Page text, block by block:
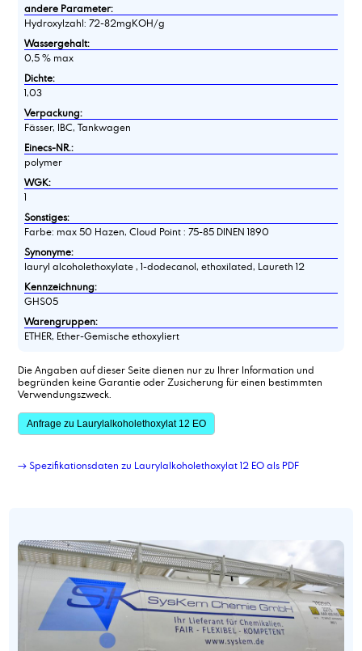
andere Parameter:
Hydroxylzahl: 72-82mgKOH/g
Wassergehalt:
0,5 % max
Dichte:
1,03
Verpackung:
Fässer, IBC, Tankwagen
Einecs-NR.:
polymer
WGK:
1
Sonstiges:
Farbe: max 50 Hazen, Cloud Point : 75-85 DINEN 1890
Synonyme:
lauryl alcoholethoxylate , 1-dodecanol, ethoxilated, Laureth 12
Kennzeichnung:
GHS05
Warengruppen:
ETHER, Ether-Gemische ethoxyliert
Die Angaben auf dieser Seite dienen nur zu Ihrer Information und
begründen keine Garantie oder Zusicherung für einen bestimmten
Verwendungszweck.
Anfrage zu Laurylalkoholethoxylat 12 EO
→ Spezifikationsdaten zu Laurylalkoholethoxylat 12 EO als PDF